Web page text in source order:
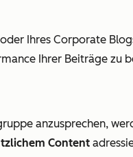
Ihres Corporate
Ihrer Beiträge zu
anzusprechen,
Content